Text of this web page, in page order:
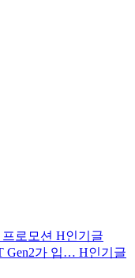
로모션 H인기글
Gen2가 입… H인기글